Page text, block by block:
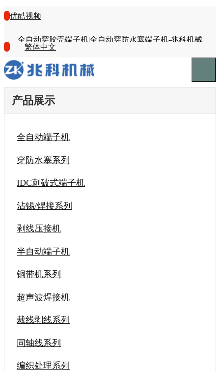
优酷视频
全自动穿胶壳端子机|全自动穿防水塞端子机-兆科机械
繁体中文
产品展示
全自动端子机
穿防水塞系列
IDC刺破式端子机
沾锡/焊接系列
剥线压接机
半自动端子机
铜带机系列
超声波焊接机
裁线剥线系列
同轴线系列
编织处理系列